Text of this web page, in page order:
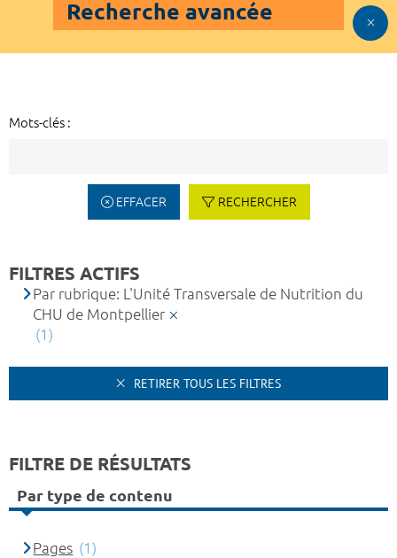
Recherche avancée
Mots-clés :
EFFACER RECHERCHER
FILTRES ACTIFS
Par rubrique: L'Unité Transversale de Nutrition du
CHU de Montpellier
(1)
RETIRER TOUS LES FILTRES
FILTRE DE RÉSULTATS
Par type de contenu
Pages (1)